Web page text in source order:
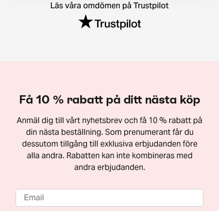
Läs våra omdömen på Trustpilot
Få 10 % rabatt på ditt nästa köp
Anmäl dig till vårt nyhetsbrev och få 10 % rabatt på
din nästa beställning. Som prenumerant får du
dessutom tillgång till exklusiva erbjudanden före
alla andra. Rabatten kan inte kombineras med
andra erbjudanden.